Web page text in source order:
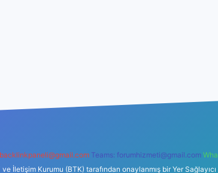
Teams: forumhizmeti@gmail.com
İletişim Kurumu (BTK) tarafından onaylanmış bir Yer